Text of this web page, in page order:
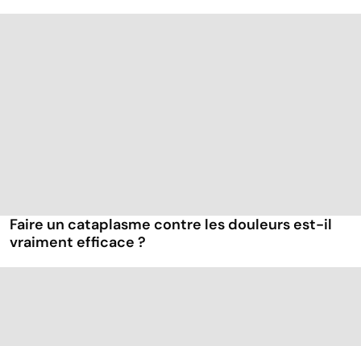
Faire un cataplasme contre les douleurs est-il
vraiment efficace ?